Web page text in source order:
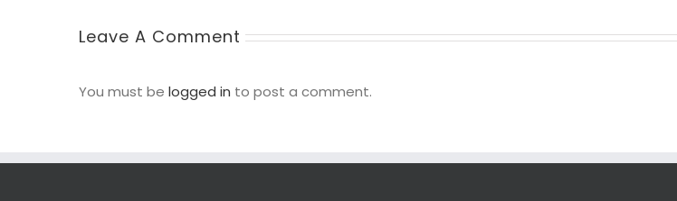
Leave A Comment
You must be logged in to post a comment.